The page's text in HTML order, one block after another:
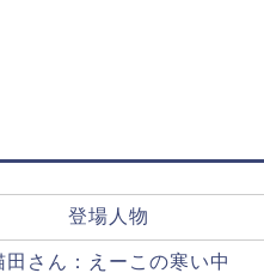
登場人物
田さん：えーこの寒い中